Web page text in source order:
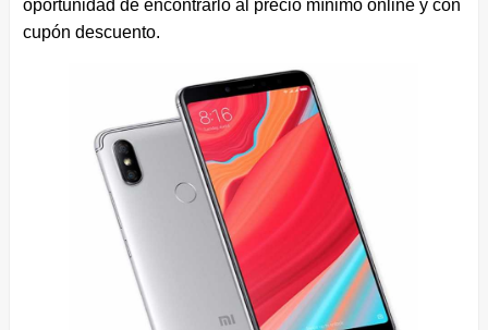
oportunidad de encontrarlo al precio mínimo online y con
cupón descuento.